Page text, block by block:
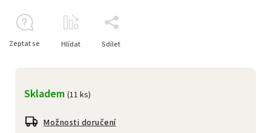
Skladem (11 ks)
Možnosti doručení
Zeptat se Hlídat Sdílet